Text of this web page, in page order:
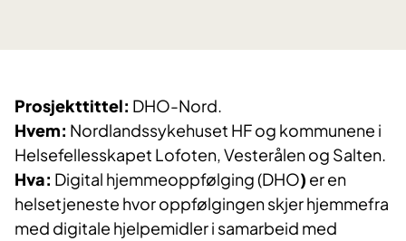
Prosjekttittel: DHO-Nord.
Hvem: Nordlandssykehuset HF og kommunene i
Helsefellesskapet Lofoten, Vesterålen og Salten.
Hva: Digital hjemmeoppfølging (DHO) er en
helsetjeneste hvor oppfølgingen skjer hjemmefra
med digitale hjelpemidler i samarbeid med